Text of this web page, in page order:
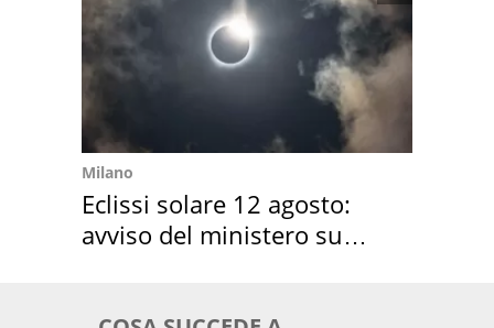
Milano
Eclissi solare 12 agosto:
avviso del ministero su